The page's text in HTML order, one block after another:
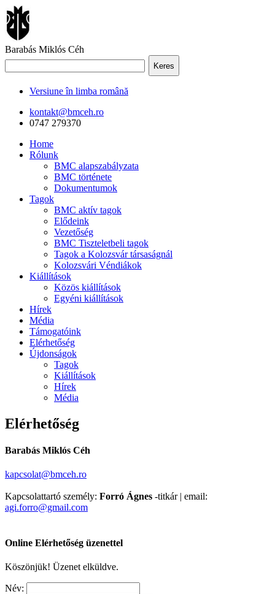
Barabás Miklós Céh
Keres
Versiune în limba română
kontakt@bmceh.ro
0747 279370
Home
Rólunk
BMC alapszabályzata
BMC története
Dokumentumok
Tagok
BMC aktív tagok
Elődeink
Vezetőség
BMC Tiszteletbeli tagok
Tagok a Kolozsvár társaságnál
Kolozsvári Véndiákok
Kiállítások
Közös kiállítások
Egyéni kiállítások
Hírek
Média
Támogatóink
Elérhetőség
Újdonságok
Tagok
Kiállítások
Hírek
Média
Elérhetőség
Barabás Miklós Céh
kapcsolat@bmceh.ro
Kapcsolattartó személy: Forró Ágnes -titkár | email:
agi.forro@gmail.com
Online Elérhetőség üzenettel
Köszönjük! Üzenet elküldve.
Név: